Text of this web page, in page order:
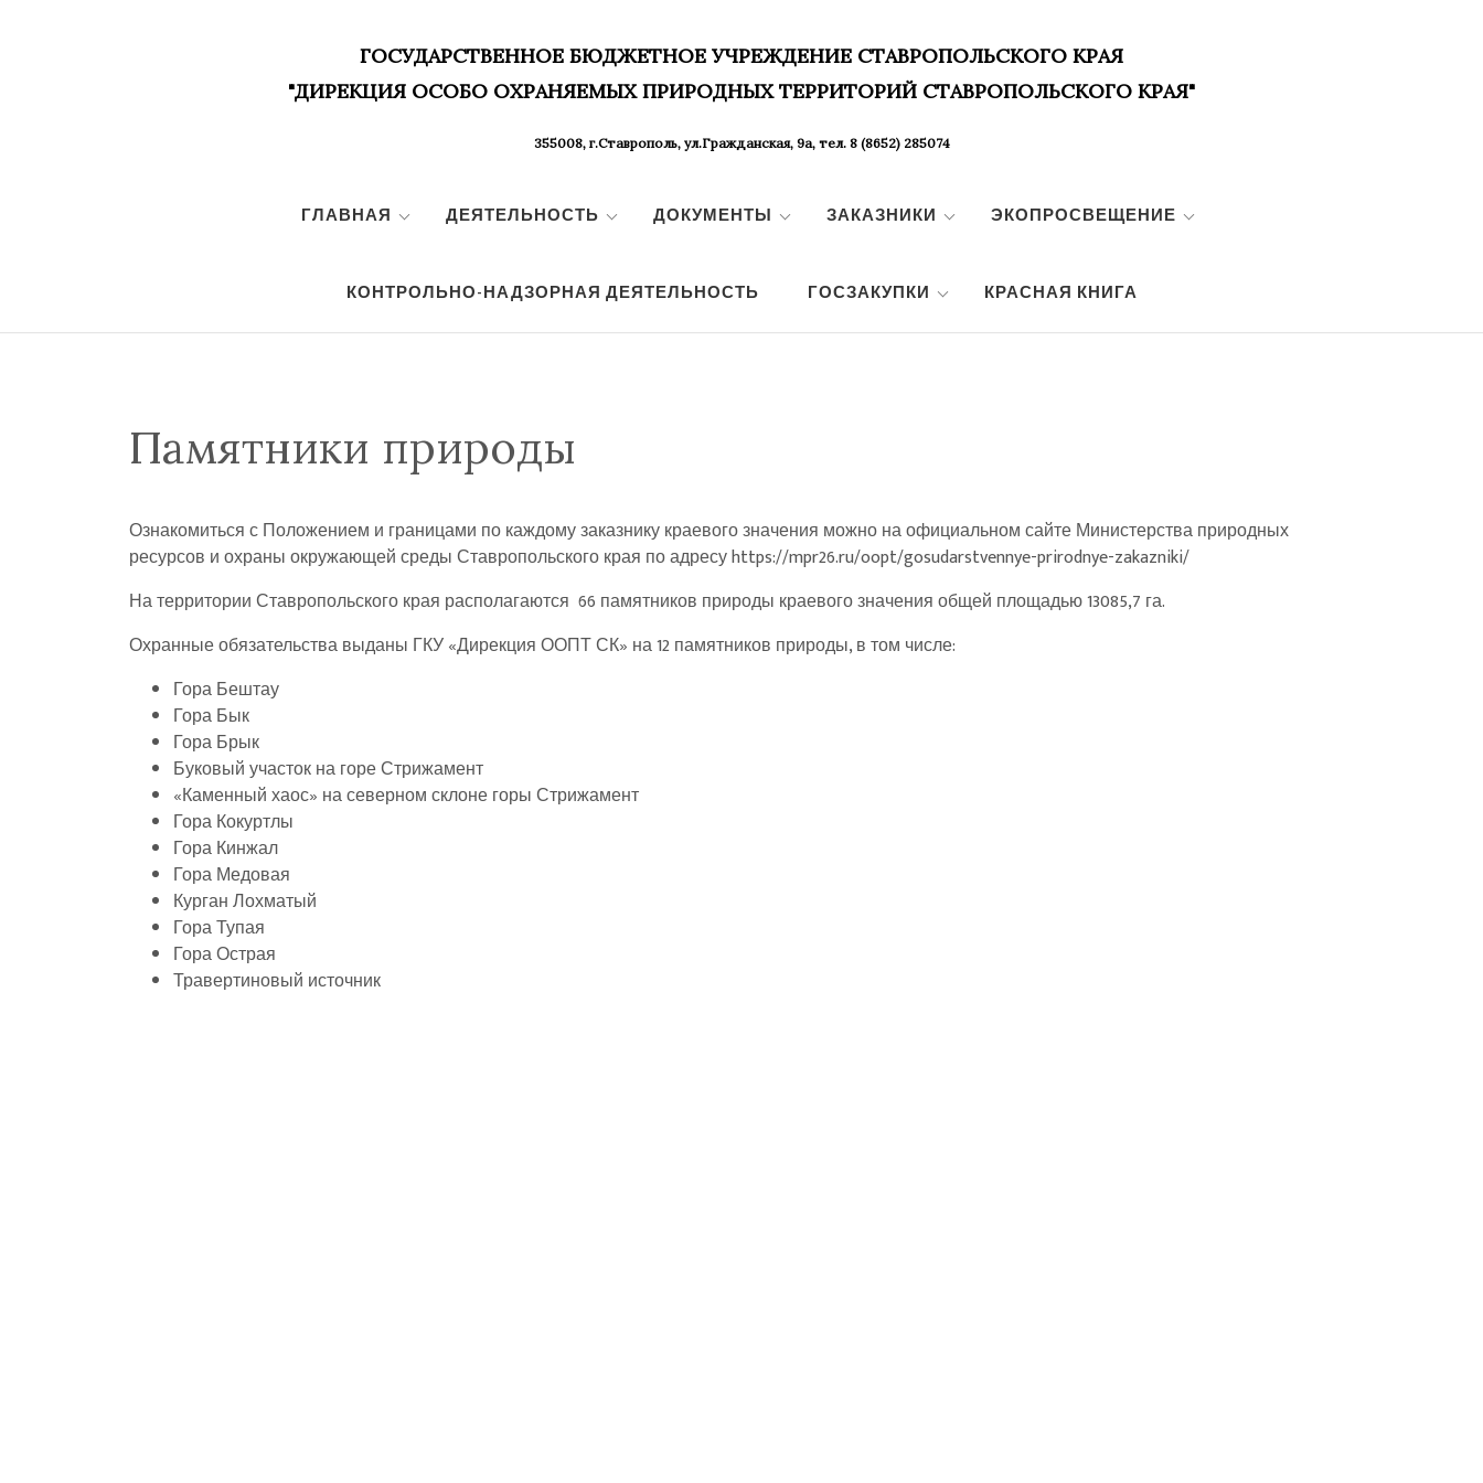
ГОСУДАРСТВЕННОЕ БЮДЖЕТНОЕ УЧРЕЖДЕНИЕ СТАВРОПОЛЬСКОГО КРАЯ
"ДИРЕКЦИЯ ОСОБО ОХРАНЯЕМЫХ ПРИРОДНЫХ ТЕРРИТОРИЙ СТАВРОПОЛЬСКОГО КРАЯ"
355008, г.Ставрополь, ул.Гражданская, 9а, тел. 8 (8652) 285074
ГЛАВНАЯ ДЕЯТЕЛЬНОСТЬ ДОКУМЕНТЫ ЗАКАЗНИКИ ЭКОПРОСВЕЩЕНИЕ
КОНТРОЛЬНО-НАДЗОРНАЯ ДЕЯТЕЛЬНОСТЬ ГОСЗАКУПКИ КРАСНАЯ КНИГА
Памятники природы
Ознакомиться с Положением и границами по каждому заказнику краевого значения можно на официальном сайте Министерства природных
ресурсов и охраны окружающей среды Ставропольского края по адресуhttps://mpr26.ru/oopt/gosudarstvennye-prirodnye-zakazniki/
На территории Ставропольского края располагаются 66 памятников природы краевого значения общей площадью 13085,7 га.
Охранные обязательства выданы ГКУ «Дирекция ООПТ СК» на 12 памятников природы, в том числе:
Гора Бештау
Гора Бык
Гора Брык
Буковый участок на горе Стрижамент
«Каменный хаос» на северном склоне горы Стрижамент
Гора Кокуртлы
Гора Кинжал
Гора Медовая
Курган Лохматый
Гора Тупая
Гора Острая
Травертиновый источник